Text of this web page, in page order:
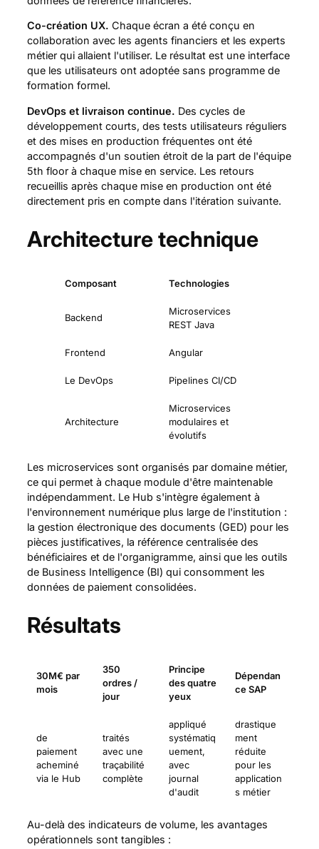
Co-création UX. Chaque écran a été conçu en
collaboration avec les agents financiers et les experts
métier qui allaient l'utiliser. Le résultat est une interface
que les utilisateurs ont adoptée sans programme de
formation formel.
DevOps et livraison continue. Des cycles de
développement courts, des tests utilisateurs réguliers
et des mises en production fréquentes ont été
accompagnés d'un soutien étroit de la part de l'équipe
5th floor à chaque mise en service. Les retours
recueillis après chaque mise en production ont été
directement pris en compte dans l'itération suivante.
Architecture technique
Composant Technologies
Backend
Microservices
REST Java
Frontend Angular
Le DevOps Pipelines CI/CD
Architecture
Microservices
modulaires et
évolutifs
Les microservices sont organisés par domaine métier,
ce qui permet à chaque module d'être maintenable
indépendamment. Le Hub s'intègre également à
l'environnement numérique plus large de l'institution :
la gestion électronique des documents (GED) pour les
pièces justificatives, la référence centralisée des
bénéficiaires et de l'organigramme, ainsi que les outils
de Business Intelligence (BI) qui consomment les
données de paiement consolidées.
Résultats
30M€ par
mois
350
ordres /
jour
Principe
des quatre
yeux
Dépendan
ce SAP
de
paiement
acheminé
via le Hub
traités
avec une
traçabilité
complète
appliqué
systématiq
uement,
avec
journal
d'audit
drastique
ment
réduite
pour les
application
s métier
Au-delà des indicateurs de volume, les avantages
opérationnels sont tangibles :